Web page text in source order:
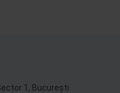
1, Bucureşti